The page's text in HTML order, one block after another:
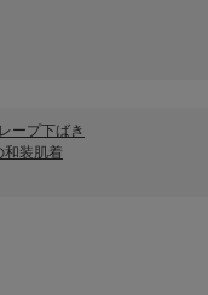
ープ下ばき
和装肌着